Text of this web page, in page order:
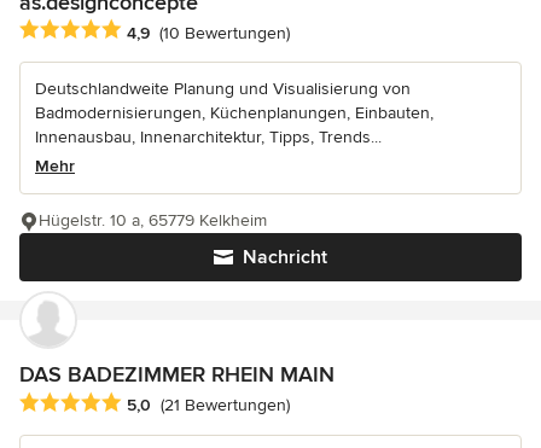
Durchschnittliche Bewertung: 4.9 von 5 Sternen
4,9 (10 Bewertungen)
Deutschlandweite Planung und Visualisierung von
Badmodernisierungen, Küchenplanungen, Einbauten,
Innenausbau, Innenarchitektur, Tipps, Trends...
Mehr
Nachricht
Hügelstr. 10 a, 65779 Kelkheim
DAS BADEZIMMER RHEIN MAIN
Durchschnittliche Bewertung: 5 von 5 Sternen
5,0 (21 Bewertungen)